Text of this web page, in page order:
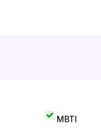
MBTI